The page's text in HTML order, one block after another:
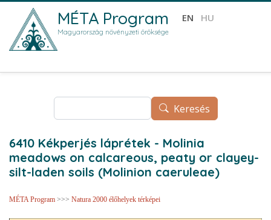
Ugrás a tartalomra
Keresés
MÉTA Program
Magyarország növényzeti öröksége
EN HU
6410 Kékperjés láprétek - Molinia
meadows on calcareous, peaty or clayey-
silt-laden soils (Molinion caeruleae)
MÉTA Program >>> Natura 2000 élőhelyek térképei